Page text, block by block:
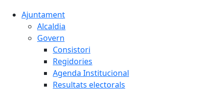
Ajuntament
Alcaldia
Govern
Consistori
Regidories
Agenda Institucional
Resultats electorals